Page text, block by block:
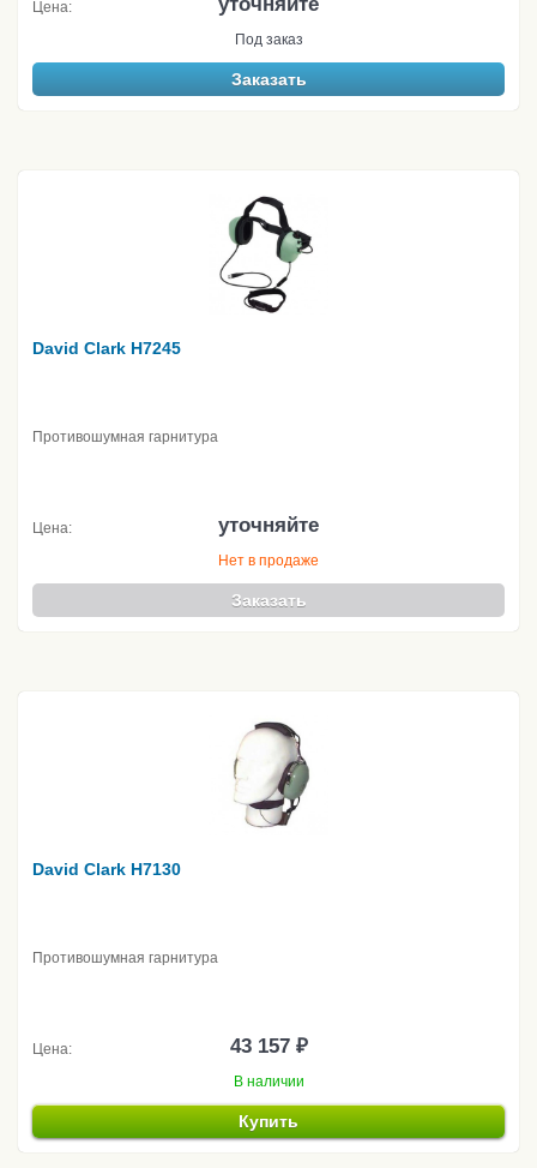
Цена:
Под заказ
Заказать
David Clark H7245
Противошумная гарнитура
Цена: уточняйте
Нет в продаже
Заказать
David Clark H7130
Противошумная гарнитура
Цена: 43 157 ₽
В наличии
Купить